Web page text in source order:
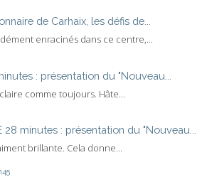
de Carhaix, les défis de...
enracinés dans ce centre,...
: présentation du "Nouveau...
comme toujours. Hâte...
28 minutes : présentation du "Nouveau...
brillante. Cela donne...